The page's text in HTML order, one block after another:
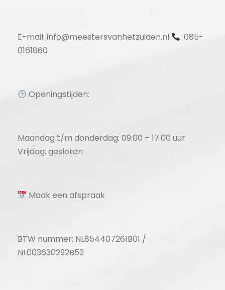
E-mail: info@meestersvanhetzuiden.nl
: 085-
0161860
Openingstijden:
Maandag t/m donderdag: 09.00 – 17.00 uur
Vrijdag: gesloten
Maak een afspraak
BTW nummer: NL854407261B01 /
NL003630292B52